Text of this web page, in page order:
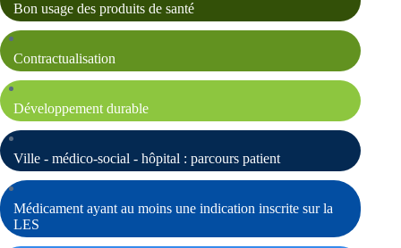
Bon usage des produits de santé
Contractualisation
Développement durable
Ville - médico-social - hôpital : parcours patient
Médicament ayant au moins une indication inscrite sur la
LES